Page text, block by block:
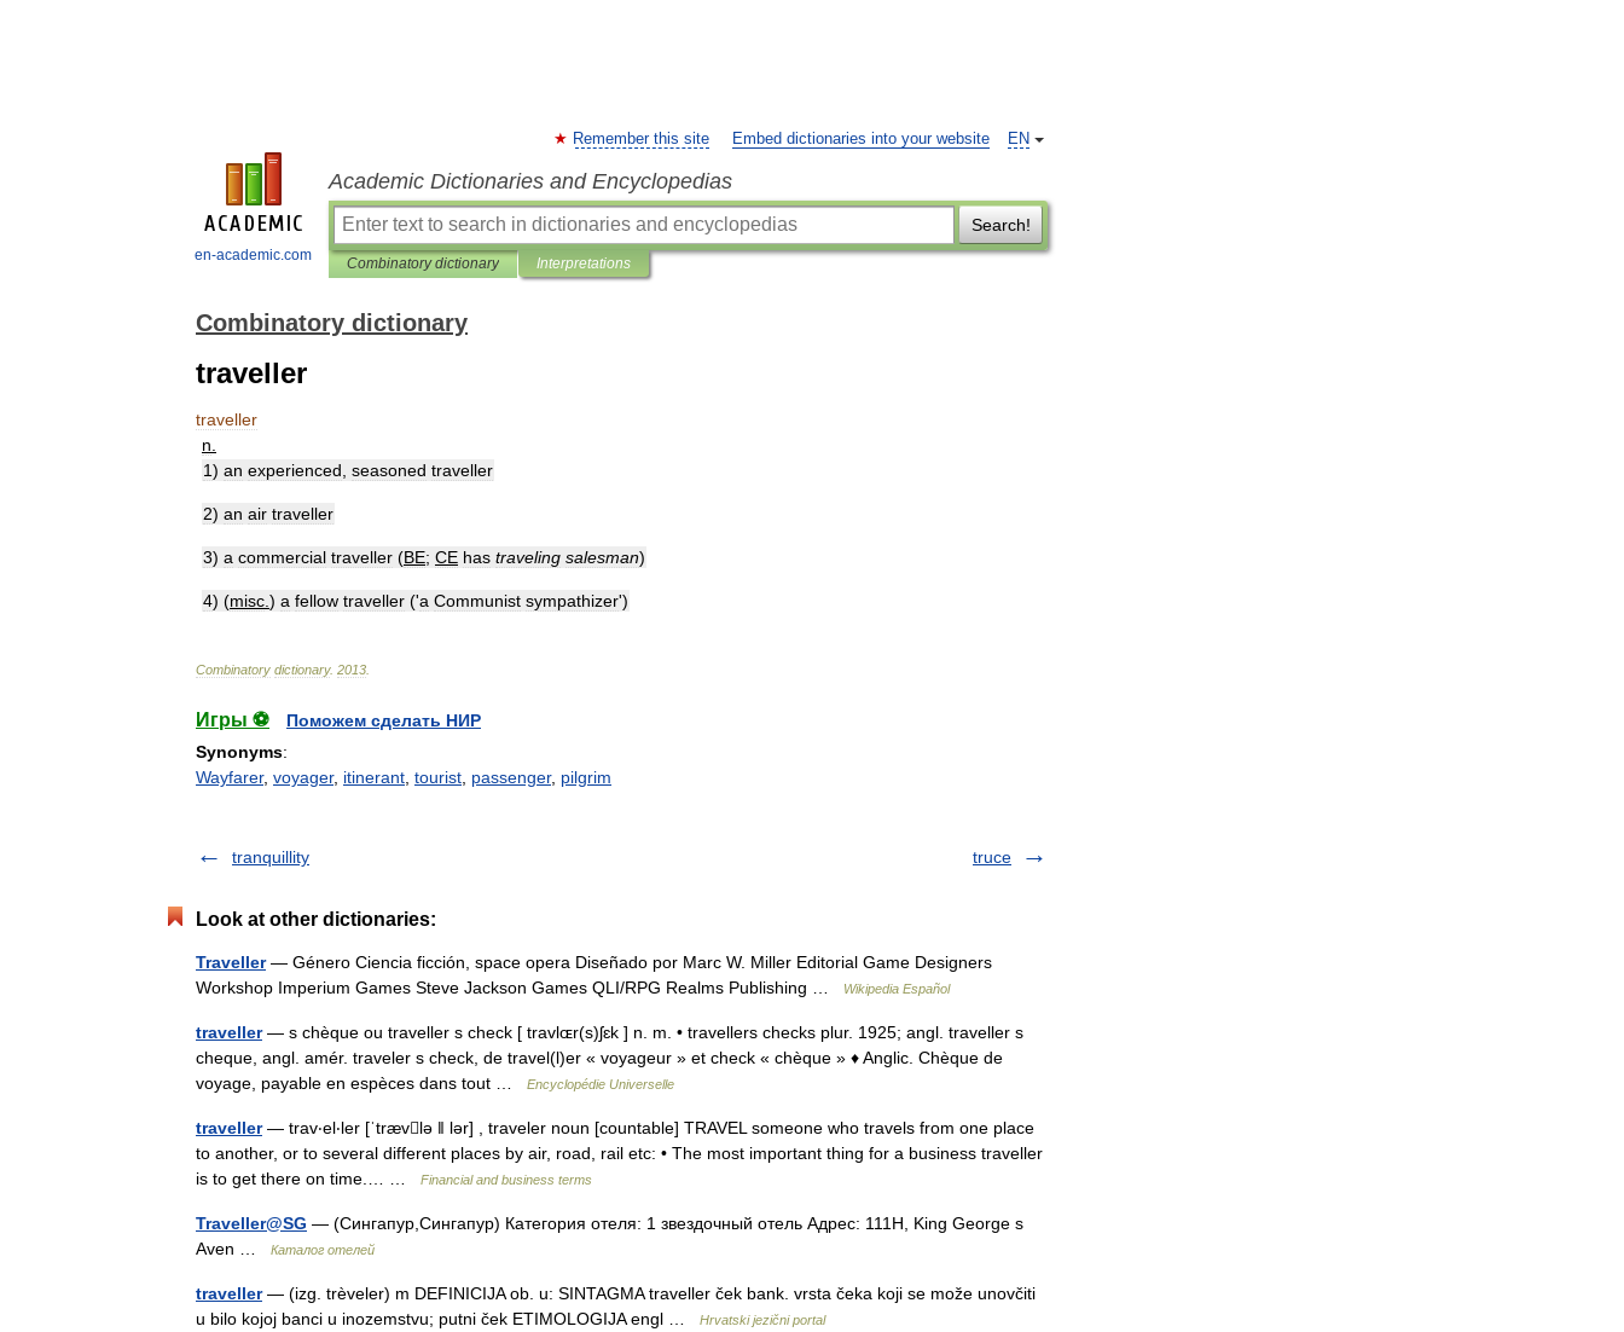
en-academic.com
EN
Remember this site Embed dictionaries into your website
Academic Dictionaries and Encyclopedias
Search!
Combinatory dictionary Interpretations
Combinatory dictionary
traveller
traveller
n
1) an experienced seasoned traveller
2) an air traveller
3) a commercial traveller (BE; CE has traveling salesman)
4) (misc ) a fellow traveller ('a Communist sympathizer')
Combinatory dictionary. 2013
Игры ⚽
Поможем сделать НИР
Synonyms:
Wayfarer, voyager, itinerant tourist passenger, pilgrim
tranquillity truce
Look at other dictionaries:
Traveller— Género Ciencia ficción, space opera Diseñado por Marc W. Miller Editorial Game Designers
Workshop Imperium Games Steve Jackson Games QLI/RPG Realms Publishing …
Wikipedia Español
traveller— s chèque ou traveller s check [ travlɶr(s)ʃɛk ] n. m. • travellers checks plur. 1925; angl. traveller s
cheque, angl. amér. traveler s check, de travel(l)er « voyageur » et check « chèque » ♦ Anglic. Chèque de
voyage, payable en espèces dans tout …
Encyclopédie Universelle
traveller— trav‧el‧ler [ˈtrævlə ǁ lər] , traveler noun [countable] TRAVEL someone who travels from one place
to another, or to several different places by air, road, rail etc: • The most important thing for a business traveller
is to get there on time.… …
Financial and business terms
Traveller@SG — (Сингапур,Сингапур) Категория отеля: 1 звездочный отель Адрес: 111H, King George s
Aven …
Каталог отелей
traveller— (izg. trèveler) m DEFINICIJA ob. u: SINTAGMA traveller ček bank. vrsta čeka koji se može unovčiti
u bilo kojoj banci u inozemstvu; putni ček ETIMOLOGIJA engl …
Hrvatski jezični portal